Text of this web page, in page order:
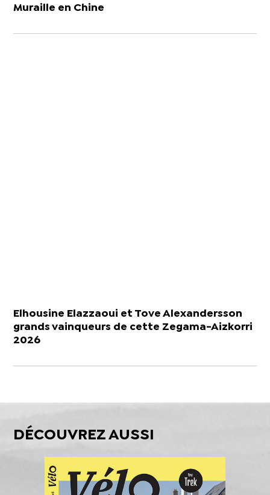
Muraille en Chine
Elhousine Elazzaoui et Tove Alexandersson
grands vainqueurs de cette Zegama-Aizkorri
2026
DÉCOUVREZ AUSSI